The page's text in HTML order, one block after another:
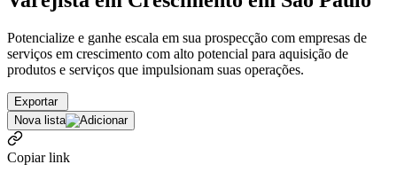
Potencialize e ganhe escala em sua prospecção com empresas de
serviços em crescimento com alto potencial para aquisição de
produtos e serviços que impulsionam suas operações.
Exportar
Nova lista
Copiar link